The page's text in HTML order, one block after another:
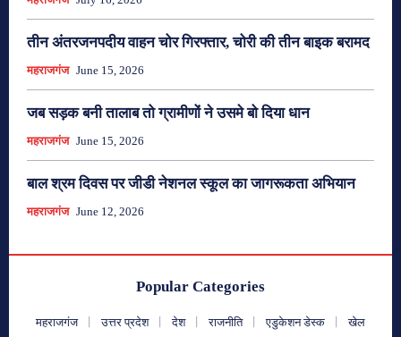
तीन अंतरजनपदीय वाहन चोर गिरफ्तार, चोरी की तीन बाइक बरामद
महराजगंज June 15, 2026
जब सड़क बनी तालाब तो ग्रामीणों ने उसमे बो दिया धान
महराजगंज June 15, 2026
बाल श्रम दिवस पर जीडी नेशनल स्कूल का जागरूकता अभियान
महराजगंज June 12, 2026
Popular Categories
महराजगंज उत्तर प्रदेश देश राजनीति एडुकेशन डेस्क
खेल